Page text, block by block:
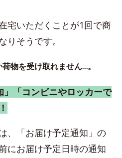
宅いただくことが1回で商
りそうです。
物を受け取れません…。
「コンビニやロッカーで
、「お届け予定通知」の
にお届け予定日時の通知